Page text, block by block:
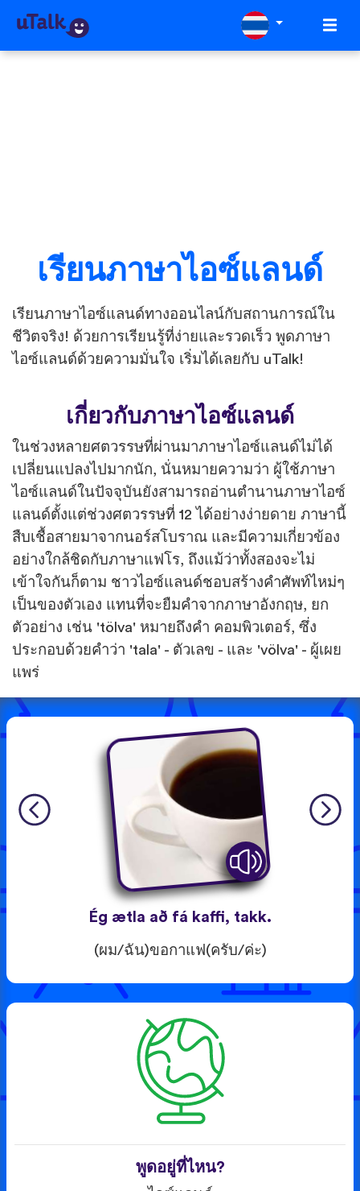
เรียนภาษาไอซ์แลนด์
เรียนภาษาไอซ์แลนด์ทางออนไลน์กับสถานการณ์ใน
ชีวิตจริง! ด้วยการเรียนรู้ที่ง่ายและรวดเร็ว พูดภาษา
ไอซ์แลนด์ด้วยความมั่นใจ เริ่มได้เลยกับ uTalk!
เกี่ยวกับภาษาไอซ์แลนด์
ในช่วงหลายศตวรรษที่ผ่านมาภาษาไอซ์แลนด์ไม่ได้
เปลี่ยนแปลงไปมากนัก, นั่นหมายความว่า ผู้ใช้ภาษา
ไอซ์แลนด์ในปัจจุบันยังสามารถอ่านตำนานภาษาไอซ์
แลนด์ตั้งแต่ช่วงศตวรรษที่ 12 ได้อย่างง่ายดาย ภาษานี้
สืบเชื้อสายมาจากนอร์สโบราณ และมีความเกี่ยวข้อง
อย่างใกล้ชิดกับภาษาแฟโร, ถึงแม้ว่าทั้งสองจะไม่
เข้าใจกันก็ตาม ชาวไอซ์แลนด์ชอบสร้างคำศัพท์ไหม่ๆ
เป็นของตัวเอง แทนที่จะยืมคำจากภาษาอังกฤษ, ยก
ตัวอย่าง เช่น 'tölva' หมายถึงคำ คอมพิวเตอร์, ซึ่ง
ประกอบด้วยคำว่า 'tala' - ตัวเลข - และ 'völva' - ผู้เผย
แพร่
Ég ætla að fá kaffi, takk.
(ผม/ฉัน)ขอกาแฟ(ครับ/ค่ะ)
พูดอยู่ที่ไหน?